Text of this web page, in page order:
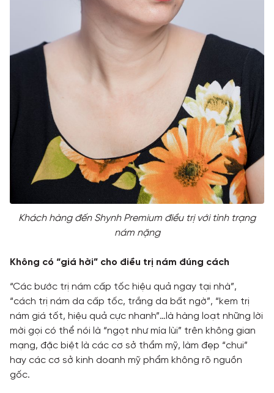
Khách hàng đến Shynh Premium điều trị với tình trạng
nám nặng
Không có “giá hời” cho điều trị nám đúng cách
“Các bước trị nám cấp tốc hiệu quả ngay tại nhà”,
“cách trị nám da cấp tốc, trắng da bất ngờ”, “kem trị
nám giá tốt, hiệu quả cực nhanh”…là hàng loạt những lời
mời gọi có thể nói là “ngọt như mía lùi” trên không gian
mạng, đặc biệt là các cơ sở thẩm mỹ, làm đẹp “chui”
hay các cơ sở kinh doanh mỹ phẩm không rõ nguồn
gốc.